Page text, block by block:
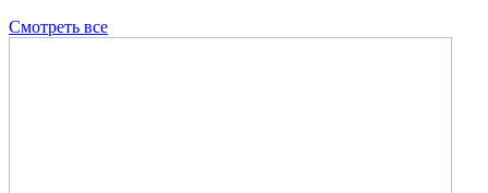
Смотреть все